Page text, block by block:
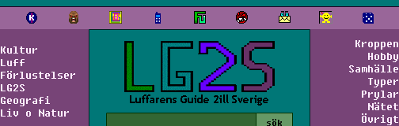
Kultur
Luff
Förlustelser
LG2S
Geografi
Liv o Natur
Kroppen
Hobby
Samhälle
Typer
Prylar
Nätet
Övrigt